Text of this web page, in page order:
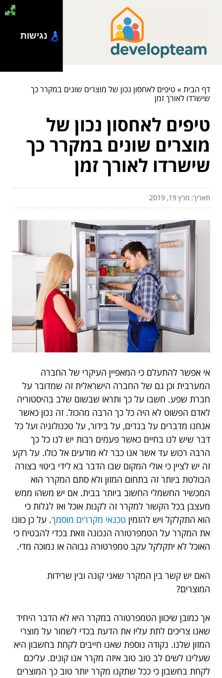
דף הבית» טיפים לאחסון נכון של מוצרים שונים במקרר כך
שישרדו לאורך זמן
טיפים לאחסון נכון של
מוצרים שונים במקרר כך
שישרדו לאורך זמן
תאריך: מרץ 19, 2019
אי אפשר להתעלם כי המאפיין העיקרי של החברה
המערבית וכן גם של החברה הישראלית זה שמדובר על
חברת שפע. חשבו על כך ותראו שבשום שלב בהיסטוריה
לאדם הפשוט לא היה כל כך הרבה מהכול. זה נכון כאשר
אנחנו מדברים על בגדים, על בידור, על טכנולוגיה ועל כל
דבר שיש לנו בחיים כאשר פעמים רבות יש לנו כל כך
הרבה רכוש עד אשר אנו כבר לא מודעים אל כולו. על רקע
זה יש לציין כי אולי המקום שבו הדבר בא לידי ביטוי בצורה
הבולטת ביותר זה בתחום המזון ולא סתם המקרר הוא
המכשיר החשמלי החשוב ביותר בבית. אם יש משהו ממש
מעצבן בכל הקשור למקרר זה לקנות אוכל ואז לגלות כי
הוא התקלקל ויש להזמין טכנאי מקררים מוסמך. על כן כוונו
את המקרר על הטמפרטורה הנכונה וזאת בכדי להבטיח כי
האוכל לא יתקלקל עקב טמפרטורה גבוהה או נמוכה מדי.
האם יש קשר בין המקרר שאני קונה ובין שרידות
המוצרים?
אך כמובן שיכוון הטמפרטורה במקרר היא לא הדבר היחיד
שאנו צריכים לתת עליו את הדעת בכדי לשמור על מוצרי
המזון שלנו. נקודה נוספת שאנו חייבים לקחת בחשבון היא
שעלינו לשים לב טוב טוב איזה מקרר אנו קונים. עליכם
לקחת בחשבון כי ככל שתקנו מקרר יותר טוב כך המוצרים
נגישות